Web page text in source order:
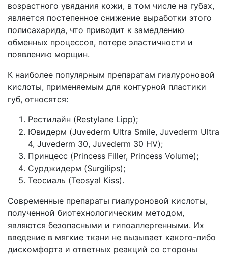
возрастного увядания кожи, в том числе на губах,
является постепенное снижение выработки этого
полисахарида, что приводит к замедлению
обменных процессов, потере эластичности и
появлению морщин.
К наиболее популярным препаратам гиалуроновой
кислоты, применяемым для контурной пластики
губ, относятся:
Рестилайн (Restylane Lipp);
Ювидерм (Juvederm Ultra Smile, Juvederm Ultra
4, Juvederm 30, Juvederm 30 HV);
Принцесс (Princess Filler, Princess Volume);
Сурджидерм (Surgilips);
Теосиаль (Teosyal Kiss).
Современные препараты гиалуроновой кислоты,
полученной биотехнологическим методом,
являются безопасными и гипоаллергенными. Их
введение в мягкие ткани не вызывает какого-либо
дискомфорта и ответных реакций со стороны